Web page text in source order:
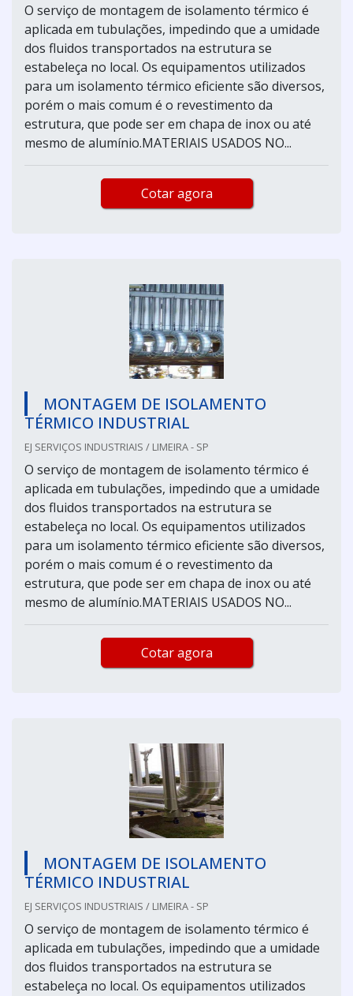
O serviço de montagem de isolamento térmico é
aplicada em tubulações, impedindo que a umidade
dos fluidos transportados na estrutura se
estabeleça no local. Os equipamentos utilizados
para um isolamento térmico eficiente são diversos,
porém o mais comum é o revestimento da
estrutura, que pode ser em chapa de inox ou até
mesmo de alumínio.MATERIAIS USADOS NO...
Cotar agora
MONTAGEM DE ISOLAMENTO
TÉRMICO INDUSTRIAL
EJ SERVIÇOS INDUSTRIAIS / LIMEIRA - SP
O serviço de montagem de isolamento térmico é
aplicada em tubulações, impedindo que a umidade
dos fluidos transportados na estrutura se
estabeleça no local. Os equipamentos utilizados
para um isolamento térmico eficiente são diversos,
porém o mais comum é o revestimento da
estrutura, que pode ser em chapa de inox ou até
mesmo de alumínio.MATERIAIS USADOS NO...
Cotar agora
MONTAGEM DE ISOLAMENTO
TÉRMICO INDUSTRIAL
EJ SERVIÇOS INDUSTRIAIS / LIMEIRA - SP
O serviço de montagem de isolamento térmico é
aplicada em tubulações, impedindo que a umidade
dos fluidos transportados na estrutura se
estabeleça no local. Os equipamentos utilizados